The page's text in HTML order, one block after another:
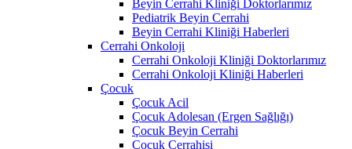
Beyin Cerrahi Kliniği Doktorlarımız
Pediatrik Beyin Cerrahi
Beyin Cerrahi Kliniği Haberleri
Cerrahi Onkoloji
Cerrahi Onkoloji Kliniği Doktorlarımız
Cerrahi Onkoloji Kliniği Haberleri
Çocuk
Çocuk Acil
Çocuk Adolesan (Ergen Sağlığı)
Çocuk Beyin Cerrahi
Çocuk Cerrahisi